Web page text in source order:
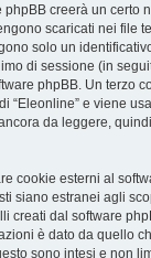
phpBB creerà un certo
scaricati nei file
solo un
di sessione (in
phpBB. Un terzo
“Eleonline” e viene
da leggere,
cookie esterni al
siano estranei agli
creati dal software
è dato da quello
sono intesi e non